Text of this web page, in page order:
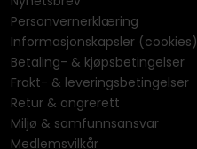
Personvernerklæring
Informasjonskapsler (cookies)
Betaling- & kjøpsbetingelser
Frakt- & leveringsbetingelser
Retur & angrerett
Miljø & samfunnsansvar
Medlemsvilkår